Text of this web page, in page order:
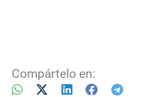
Compártelo en: